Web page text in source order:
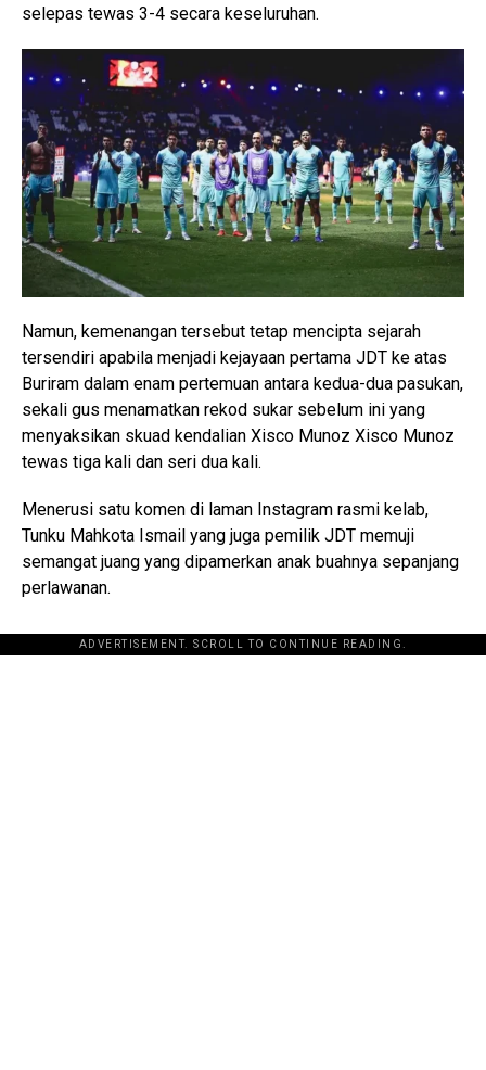
selepas tewas 3-4 secara keseluruhan.
Namun, kemenangan tersebut tetap mencipta sejarah
tersendiri apabila menjadi kejayaan pertama JDT ke atas
Buriram dalam enam pertemuan antara kedua-dua pasukan,
sekali gus menamatkan rekod sukar sebelum ini yang
menyaksikan skuad kendalian Xisco Munoz Xisco Munoz
tewas tiga kali dan seri dua kali.
Menerusi satu komen di laman Instagram rasmi kelab,
Tunku Mahkota Ismail yang juga pemilik JDT memuji
semangat juang yang dipamerkan anak buahnya sepanjang
perlawanan.
ADVERTISEMENT. SCROLL TO CONTINUE READING.